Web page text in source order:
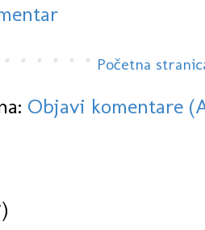
Početna
Objavi komentare